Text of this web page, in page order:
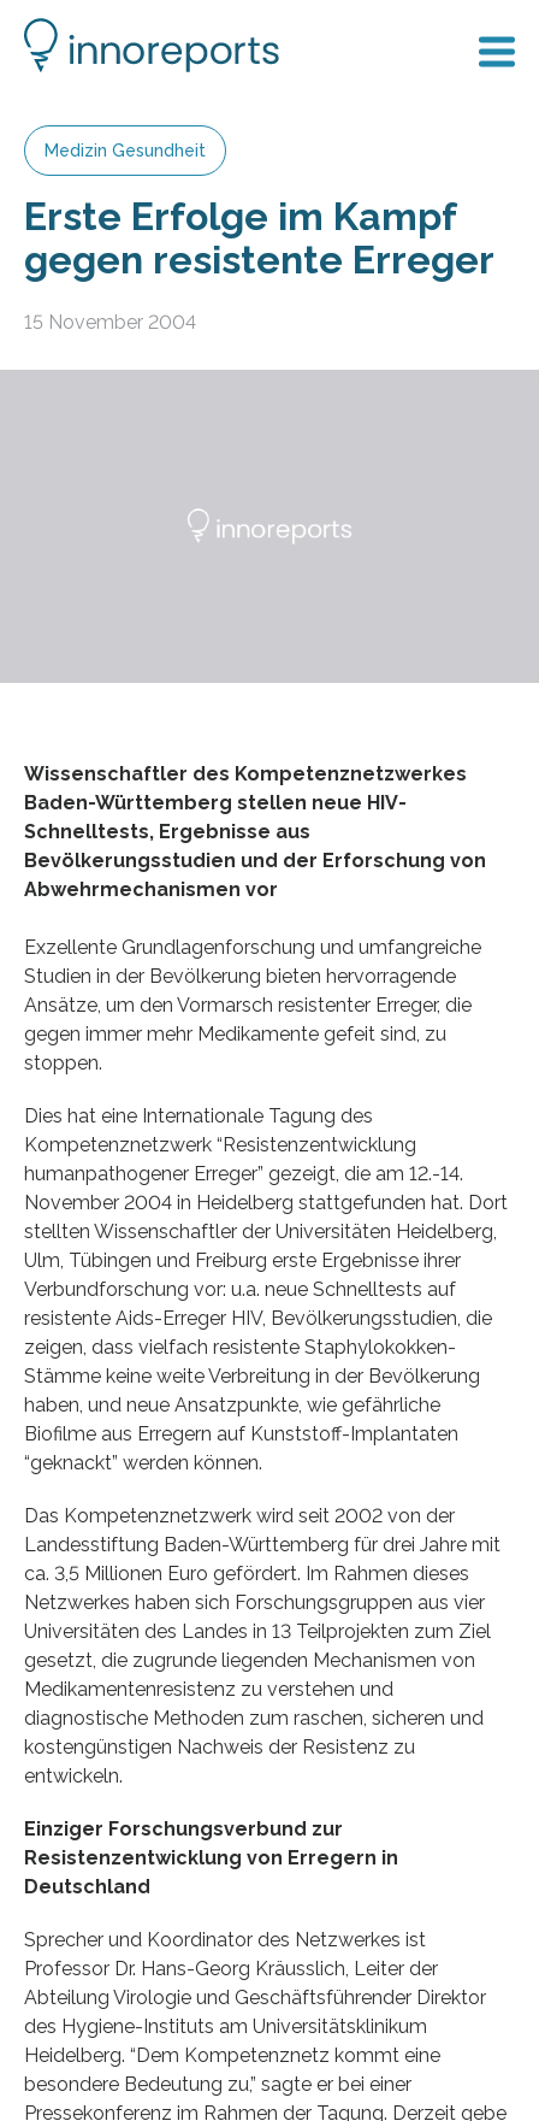
Medizin Gesundheit
Erste Erfolge im Kampf
gegen resistente Erreger
15 November 2004
Wissenschaftler des Kompetenznetzwerkes
Baden-Württemberg stellen neue HIV-
Schnelltests, Ergebnisse aus
Bevölkerungsstudien und der Erforschung von
Abwehrmechanismen vor
Exzellente Grundlagenforschung und umfangreiche
Studien in der Bevölkerung bieten hervorragende
Ansätze, um den Vormarsch resistenter Erreger, die
gegen immer mehr Medikamente gefeit sind, zu
stoppen.
Dies hat eine Internationale Tagung des
Kompetenznetzwerk “Resistenzentwicklung
humanpathogener Erreger” gezeigt, die am 12.-14.
November 2004 in Heidelberg stattgefunden hat. Dort
stellten Wissenschaftler der Universitäten Heidelberg,
Ulm, Tübingen und Freiburg erste Ergebnisse ihrer
Verbundforschung vor: u.a. neue Schnelltests auf
resistente Aids-Erreger HIV, Bevölkerungsstudien, die
zeigen, dass vielfach resistente Staphylokokken-
Stämme keine weite Verbreitung in der Bevölkerung
haben, und neue Ansatzpunkte, wie gefährliche
Biofilme aus Erregern auf Kunststoff-Implantaten
“geknackt” werden können.
Das Kompetenznetzwerk wird seit 2002 von der
Landesstiftung Baden-Württemberg für drei Jahre mit
ca. 3,5 Millionen Euro gefördert. Im Rahmen dieses
Netzwerkes haben sich Forschungsgruppen aus vier
Universitäten des Landes in 13 Teilprojekten zum Ziel
gesetzt, die zugrunde liegenden Mechanismen von
Medikamentenresistenz zu verstehen und
diagnostische Methoden zum raschen, sicheren und
kostengünstigen Nachweis der Resistenz zu
entwickeln.
Einziger Forschungsverbund zur
Resistenzentwicklung von Erregern in
Deutschland
Sprecher und Koordinator des Netzwerkes ist
Professor Dr. Hans-Georg Kräusslich, Leiter der
Abteilung Virologie und Geschäftsführender Direktor
des Hygiene-Instituts am Universitätsklinikum
Heidelberg. “Dem Kompetenznetz kommt eine
besondere Bedeutung zu,” sagte er bei einer
Pressekonferenz im Rahmen der Tagung. Derzeit gebe